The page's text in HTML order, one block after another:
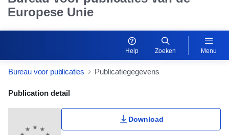
Europese Unie
Help Zoeken Menu
Bureau voor publicaties Publicatiegegevens
Publication Detail Actions Portlet
Publication detail
Download